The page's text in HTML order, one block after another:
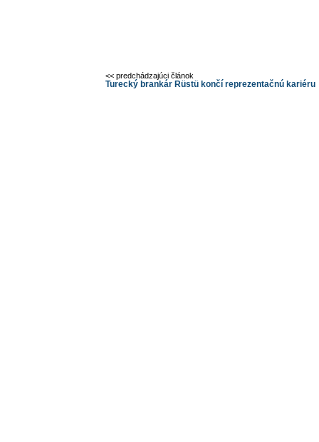
<< predchádzajúci článok
Turecký brankár Rüstü končí reprezentačnú kariéru